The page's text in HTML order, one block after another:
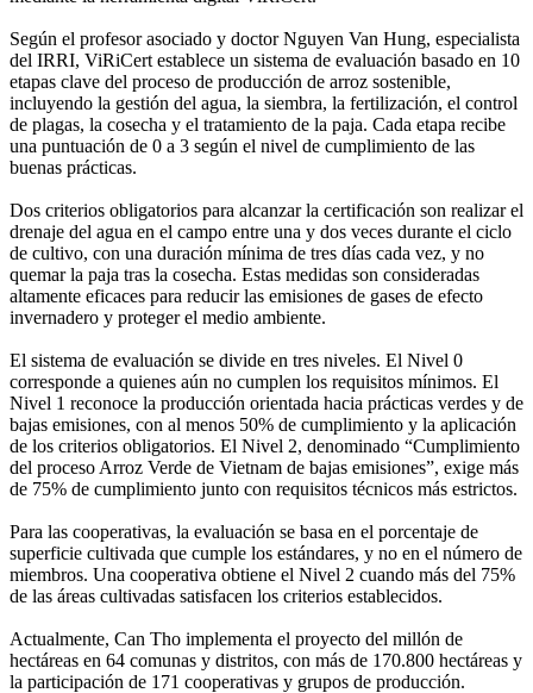
Según el profesor asociado y doctor Nguyen Van Hung, especialista
del IRRI, ViRiCert establece un sistema de evaluación basado en 10
etapas clave del proceso de producción de arroz sostenible,
incluyendo la gestión del agua, la siembra, la fertilización, el control
de plagas, la cosecha y el tratamiento de la paja. Cada etapa recibe
una puntuación de 0 a 3 según el nivel de cumplimiento de las
buenas prácticas.
Dos criterios obligatorios para alcanzar la certificación son realizar el
drenaje del agua en el campo entre una y dos veces durante el ciclo
de cultivo, con una duración mínima de tres días cada vez, y no
quemar la paja tras la cosecha. Estas medidas son consideradas
altamente eficaces para reducir las emisiones de gases de efecto
invernadero y proteger el medio ambiente.
El sistema de evaluación se divide en tres niveles. El Nivel 0
corresponde a quienes aún no cumplen los requisitos mínimos. El
Nivel 1 reconoce la producción orientada hacia prácticas verdes y de
bajas emisiones, con al menos 50% de cumplimiento y la aplicación
de los criterios obligatorios. El Nivel 2, denominado “Cumplimiento
del proceso Arroz Verde de Vietnam de bajas emisiones”, exige más
de 75% de cumplimiento junto con requisitos técnicos más estrictos.
Para las cooperativas, la evaluación se basa en el porcentaje de
superficie cultivada que cumple los estándares, y no en el número de
miembros. Una cooperativa obtiene el Nivel 2 cuando más del 75%
de las áreas cultivadas satisfacen los criterios establecidos.
Actualmente, Can Tho implementa el proyecto del millón de
hectáreas en 64 comunas y distritos, con más de 170.800 hectáreas y
la participación de 171 cooperativas y grupos de producción.